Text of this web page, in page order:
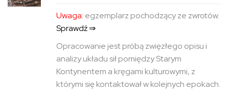
Uwaga: egzemplarz pochodzący ze zwrotów.
Sprawdź ⇒
Opracowanie jest próbą zwięzłego opisu i
analizy układu sił pomiędzy Starym
Kontynentem a kręgami kulturowymi, z
którymi się kontaktował w kolejnych epokach.